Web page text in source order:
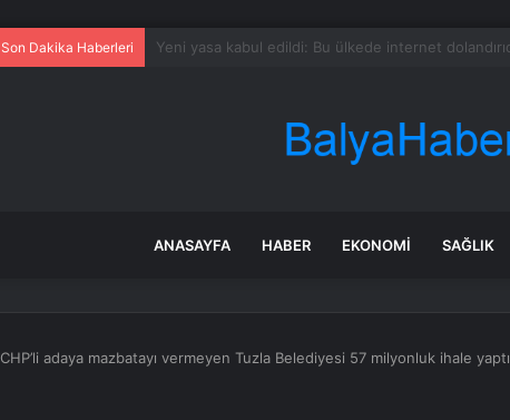
Son Dakika Haberleri Turgutlu’da Traktör-Motosiklet Kazası
ANASAYFA HABER EKONOMI SAĞLIK
CHP’li adaya mazbatayı vermeyen Tuzla Belediyesi 57 milyonluk ihale yaptı